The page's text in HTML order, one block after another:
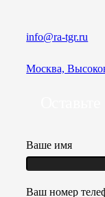
info@ra-tgr.ru
Москва,
Ваше имя
Ваш номер